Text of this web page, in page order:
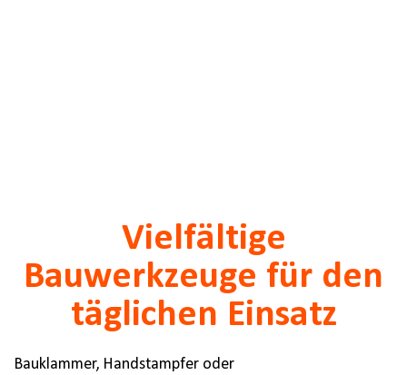
Vielfältige
Bauwerkzeuge für den
täglichen Einsatz
Bauklammer, Handstampfer oder